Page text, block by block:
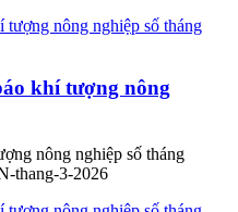
khí tượng nông
nông nghiệp số tháng
thang-3-2026